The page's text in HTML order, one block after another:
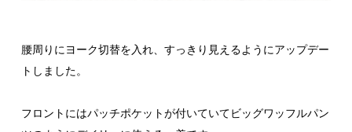
腰周りにヨーク切替を入れ、すっきり見えるようにアップデー
トしました。
フロントにはパッチポケットが付いていてビッグワッフルパン